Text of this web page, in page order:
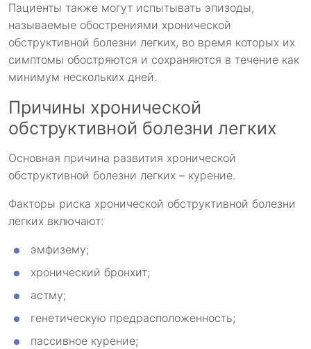
Пациенты также могут испытывать эпизоды,
называемые обострениями хронической
обструктивной болезни легких, во время которых их
симптомы обостряются и сохраняются в течение как
минимум нескольких дней.
Причины хронической
обструктивной болезни легких
Основная причина развития хронической
обструктивной болезни легких – курение.
Факторы риска хронической обструктивной болезни
легких включают:
эмфизему;
хронический бронхит;
астму;
генетическую предрасположенность;
пассивное курение;